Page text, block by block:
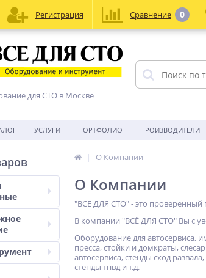
для СТО в Москве
УСЛУГИ ПОРТФОЛИО ПРОИЗВОДИТЕЛИ
О Компании
О Компании
"ВСЁ ДЛЯ СТО" - это проверенный
В компании "ВСЁ ДЛЯ СТО" Вы с
Оборудование для автосервиса,
пресса, стойки и домкраты,
автосервиса, стенды сход
стенды тнвд и т.д.
Регистрация Сравнение 0